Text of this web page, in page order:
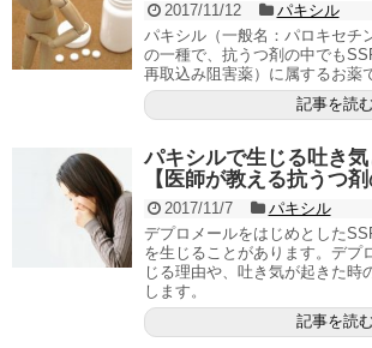
2017/11/12
パキシル
パキシル（一般名：パロキセチ
の一種で、抗うつ剤の中でも
再取込み阻害薬）に属するお薬
記事を読む
パキシルで生じる吐き
【医師が教える抗うつ剤
2017/11/7
パキシル
デプロメールをはじめとした
を生じることがあります。デプ
じる理由や、吐き気が起きた時
します。
記事を読む